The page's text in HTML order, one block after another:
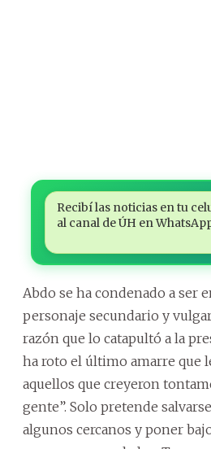
Recibí las noticias en tu
al canal de ÚH en
Abdo se ha condenado a ser
personaje secundario y
razón que lo catapultó a la
ha roto el último amarre que
aquellos que creyeron
gente”. Solo pretende
algunos cercanos y poner